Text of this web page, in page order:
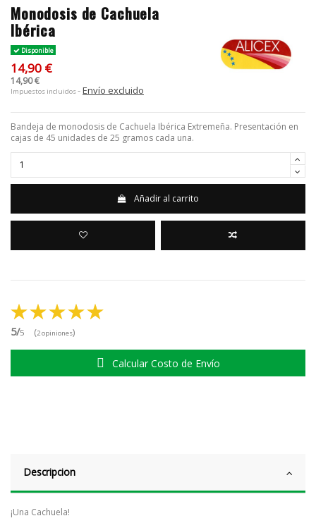
Monodosis de Cachuela
Ibérica
Disponible
14,90 €
14,90 €
Impuestos incluidos Envío excluido
Bandeja de monodosis de Cachuela Ibérica Extremeña. Presentación en
cajas de 45 unidades de 25 gramos cada una.
Añadir al carrito
5/5 (2 opiniones)
Calcular Costo de Envío
Descripcion
¡Una Cachuela!